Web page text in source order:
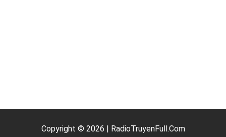
Copyright © 2026 | RadioTruyenFull.Com